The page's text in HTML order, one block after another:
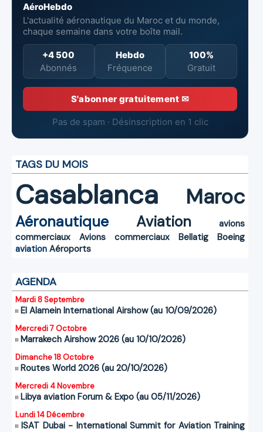
AéroHebdo
L'actualité aéronautique du Maroc et du monde,
chaque semaine dans votre boîte mail.
+4 500
Abonnés
Hebdo
Fréquence
100%
Gratuit
S'abonner gratuitement ✉
Pas de spam · Désinscription en 1 clic
TAGS DU MOIS
Casablanca Maroc
Aéronautique Aviation
avions
commerciaux
Avions commerciaux Bellatig
Boeing
aviation Aéroports
AGENDA
Mardi 8 Septembre
El Alamein International Airshow (au 10/09/2026)
Mercredi 7 Octobre
Marrakech Airshow 2026 (au 10/10/2026)
Dimanche 18 Octobre
Routes World 2026 (au 20/10/2026)
Mercredi 4 Novembre
Libya aviation Forum & Expo (au 05/11/2026)
Lundi 14 Décembre
ISAT Dubai - International Summit for Aviation Training